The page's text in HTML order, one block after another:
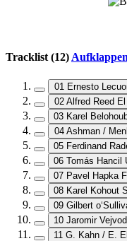
Tracklist (12)
01 Ernesto
02 Alfred Reed
03 Karel
04 Ashman /
05 Ferdinand
06 Tomás Hancil
07 Pavel Hapka
08 Karel Kohout
09 Gilbert
10 Jaromir
11 G. Kahn / E.